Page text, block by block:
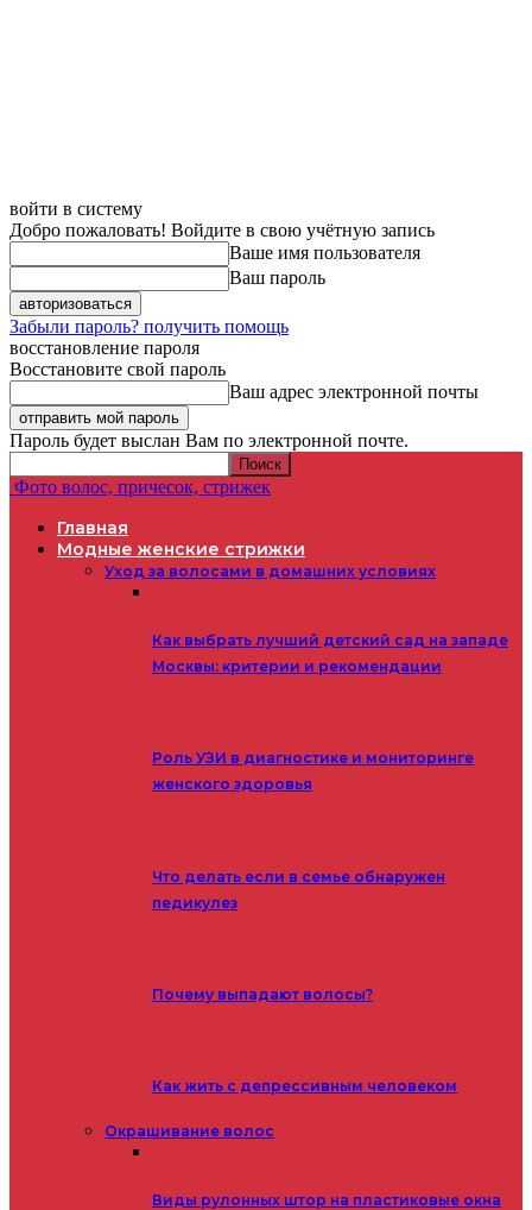
войти в систему
Добро пожаловать! Войдите в свою учётную запись
Ваше имя пользователя
Ваш пароль
Забыли пароль? получить помощь
восстановление пароля
Восстановите свой пароль
Ваш адрес электронной почты
Пароль будет выслан Вам по электронной почте.
Фото волос, причесок, стрижек
Главная
Модные женские стрижки
Уход за волосами в домашних условиях
Как выбрать лучший детский сад на западе
Москвы: критерии и рекомендации
Роль УЗИ в диагностике и мониторинге
женского здоровья
Что делать если в семье обнаружен
педикулез
Почему выпадают волосы?
Как жить с депрессивным человеком
Окрашивание волос
Виды рулонных штор на пластиковые окна